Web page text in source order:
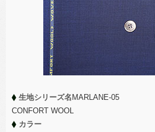
生地シリーズ名 MARLANE-05
CONFORT WOOL
カラー